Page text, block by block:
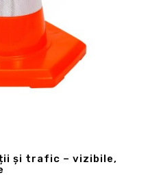
și trafic – vizibile,